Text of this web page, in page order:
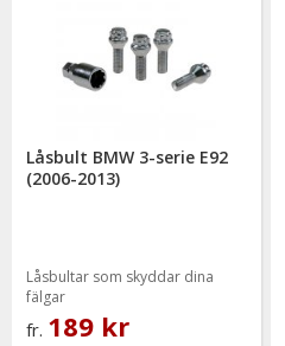
Låsbult BMW 3-serie E92
(2006-2013)
Låsbultar som skyddar dina
fälgar
fr. 189 kr